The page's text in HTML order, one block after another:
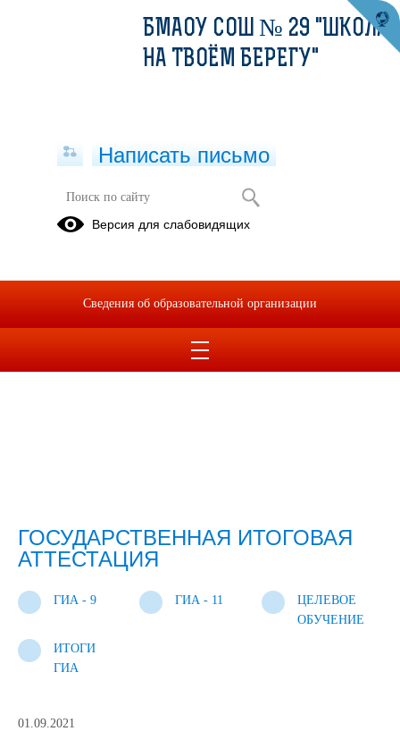
ГОСУДАРСТВЕННАЯ ИТОГОВАЯ
АТТЕСТАЦИЯ
ГИА - 9 ГИА - 11
ЦЕЛЕВОЕ
ОБУЧЕНИЕ
ИТОГИ
ГИА
01.09.2021
БМАОУ СОШ № 29 "ШКОЛА
НА ТВОЁМ БЕРЕГУ"
Написать письмо
Версия для слабовидящих
Сведения об образовательной организации